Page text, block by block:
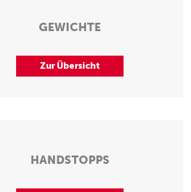
GEWICHTE
Zur Übersicht
HANDSTOPPS